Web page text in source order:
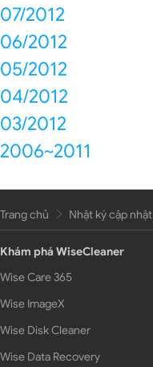
07/2012
06/2012
05/2012
04/2012
03/2012
2006~2011
Trang chủ Nhật ký cập nhật
Khám phá WiseCleaner
Wise Care 365
Wise ImageX
Wise Disk Cleaner
Wise Data Recovery